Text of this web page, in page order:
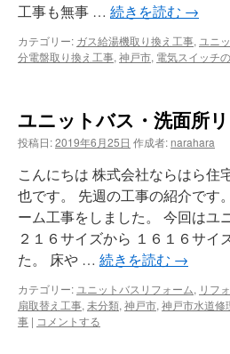
工事も無事 … 続きを読む →
カテゴリー: ガス給湯機取り換え工事, ユニ
分電盤取り換え工事, 神戸市, 電気スイッチ
ユニットバス・洗面所
投稿日:2019年6月25日 作成者: narahara
こんにちは 株式会社ならはら
也です。 先週の工事の紹介です
ーム工事をしました。 今回はユ
２１６サイズから １６１６サイ
た。 床や … 続きを読む →
カテゴリー: ユニットバスリフォーム, リフ
扇取替え工事, 未分類, 神戸市, 神戸市水道修
事 | コメントする